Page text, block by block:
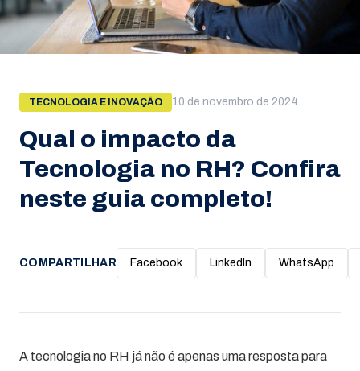
TECNOLOGIA E INOVAÇÃO 10 de novembro de 2024
Qual o impacto da
Tecnologia no RH? Confira
neste guia completo!
COMPARTILHAR Facebook LinkedIn WhatsApp
A tecnologia no RH já não é apenas uma resposta para